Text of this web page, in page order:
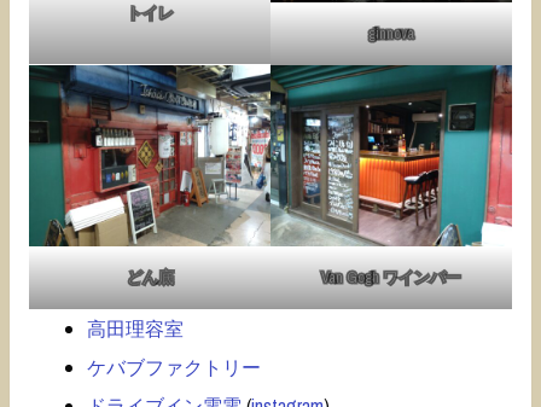
トイレ
ginnova
どん底 Van Gogh ワインバー
高田理容室
ケバブファクトリー